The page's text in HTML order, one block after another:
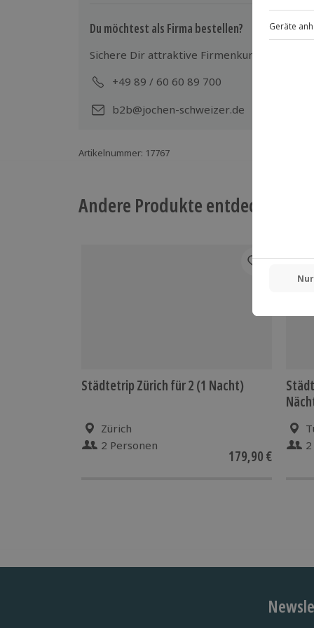
Du möchtest als Firma bestellen?
Sichere Dir attraktive Firmenkunden Vorteile.
+49 89 / 60 60 89 700
b2b@jochen-schweizer.de
Artikelnummer: 17767
Andere Produkte entdecken
Städtetrip Zürich für 2 (1 Nacht)
Zürich
2 Personen
179,90 €